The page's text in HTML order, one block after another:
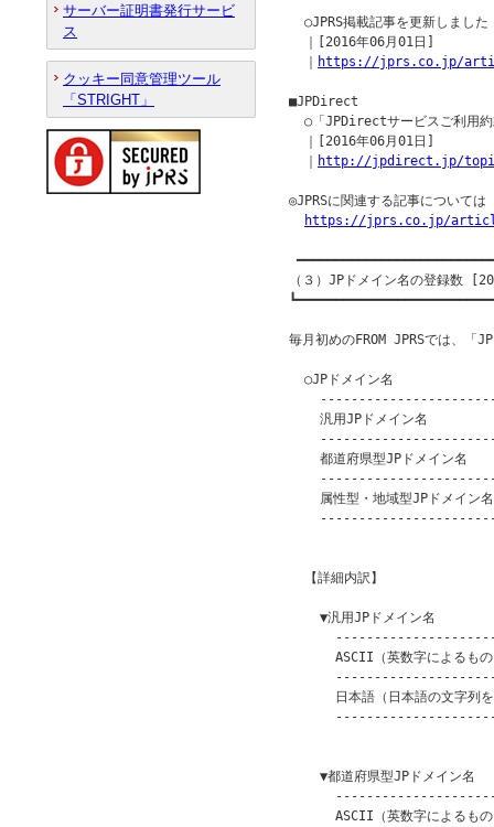
  ○JPRS掲載記事を更新しました
  ｜[2016年06月01日]
https://jprs.co.jp/
■JPDirect
○「JPDirectサービスご利用約
  ｜[2016年06月01日]
http://jpdirect.jp/
◎JPRSに関連する記事について
https://jprs.co.jp/
（３）JPドメイン名の登録数
毎月初めのFROM JPRSでは、「
  ○JPドメイン名
汎用JPドメイン名
都道府県型JPドメイン名
属性型・地域型JPドメイ
  【詳細内訳】
    ▼汎用JPドメイン名
ASCII（英数字によるも
日本語（日本語の文字列
    ▼都道府県型JPドメイン名
ASCII（英数字によるも
サーバー証明書発行サービ
ス
クッキー同意管理ツール
「STRIGHT」